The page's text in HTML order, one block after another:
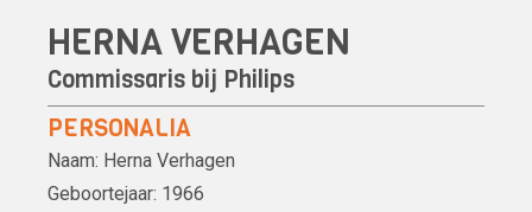
HERNA VERHAGEN
Commissaris bij Philips
PERSONALIA
Naam: Herna Verhagen
Geboortejaar: 1966